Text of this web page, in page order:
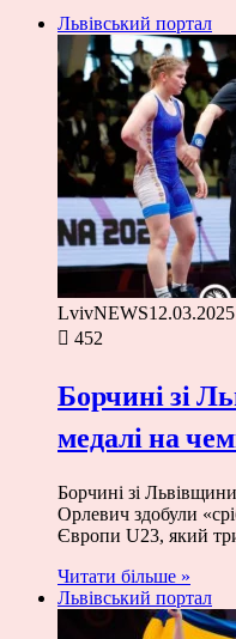
Львівський портал
LvivNEWS12.03.2025
452
Борчині зі
медалі на
Борчині зі
Орлевич здобули
Європи U23, який
Читати більше »
Львівський портал